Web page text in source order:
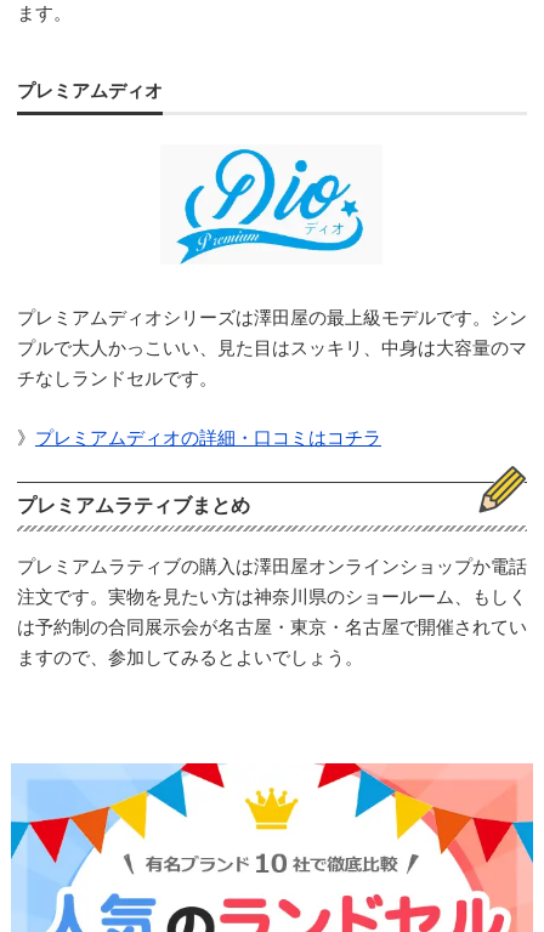
ます。
プレミアムディオ
プレミアムディオシリーズは澤田屋の最上級モデルです。シン
プルで大人かっこいい、見た目はスッキリ、中身は大容量のマ
チなしランドセルです。
》 プレミアムディオの詳細・口コミはコチラ
プレミアムラティブまとめ
プレミアムラティブの購入は澤田屋オンラインショップか電話
注文です。実物を見たい方は神奈川県のショールーム、もしく
は予約制の合同展示会が名古屋・東京・名古屋で開催されてい
ますので、参加してみるとよいでしょう。